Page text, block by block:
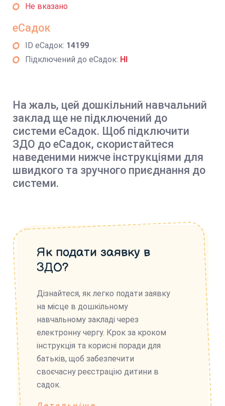
Не вказано
еСадок
ID еСадок: 14199
Підключений до еСадок: НІ
На жаль, цей дошкільний навчальний
заклад ще не підключений до
системи еСадок. Щоб підключити
ЗДО до еСадок, скористайтеся
наведеними нижче інструкціями для
швидкого та зручного приєднання до
системи.
Як подати заявку в
ЗДО?
Дізнайтеся, як легко подати заявку
на місце в дошкільному
навчальному закладі через
електронну чергу. Крок за кроком
інструкція та корисні поради для
батьків, щоб забезпечити
своєчасну реєстрацію дитини в
садок.